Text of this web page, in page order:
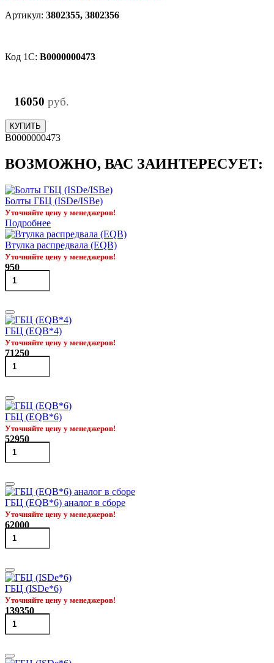
Артикул: 3802355, 3802356
Код 1С: B0000000473
16050 руб.
КУПИТЬ
B0000000473
ВОЗМОЖНО, ВАС ЗАИНТЕРЕСУЕТ:
Болты ГБЦ (ISDe/ISBe)
Уточняйте цену у менеджеров!
Подробнее
Втулка распредвала (EQB)
Уточняйте цену у менеджеров!
950
ГБЦ (EQB*4)
Уточняйте цену у менеджеров!
71250
ГБЦ (EQB*6)
Уточняйте цену у менеджеров!
52950
ГБЦ (EQB*6) аналог в сборе
Уточняйте цену у менеджеров!
62000
ГБЦ (ISDe*6)
Уточняйте цену у менеджеров!
139350